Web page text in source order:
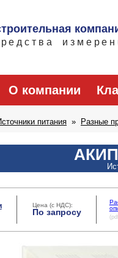
О компании
питания Разные
Цена (с НДС):
По запросу